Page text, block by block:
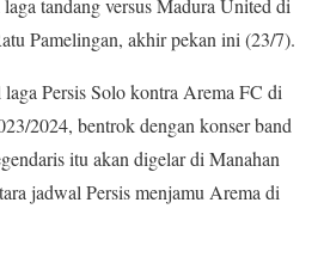
tandang versus Madura United di
Pamelingan, akhir pekan ini (23/7).
Persis Solo kontra Arema FC di
2024, bentrok dengan konser band
itu akan digelar di Manahan
jadwal Persis menjamu Arema di